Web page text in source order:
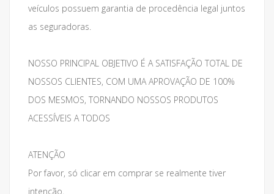
veículos possuem garantia de procedência legal juntos
as seguradoras.
NOSSO PRINCIPAL OBJETIVO É A SATISFAÇÃO TOTAL DE
NOSSOS CLIENTES, COM UMA APROVAÇÃO DE 100%
DOS MESMOS, TORNANDO NOSSOS PRODUTOS
ACESSÍVEIS A TODOS
ATENÇÃO
Por favor, só clicar em comprar se realmente tiver
intenção.